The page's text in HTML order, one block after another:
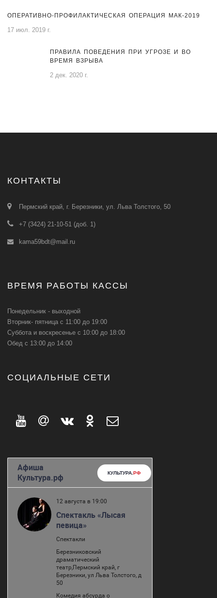
ОПЕРАТИВНО-ПРОФИЛАКТИЧЕСКАЯ ОПЕРАЦИЯ МАК-2019
17 июл. 2019 г.
ПРАВИЛА ПОВЕДЕНИЯ ПРИ УГРОЗЕ И ВО
ВРЕМЯ ВЗРЫВА
2 дек. 2020 г.
КОНТАКТЫ
Пермский край, г. Березники, ул. Льва Толстого, 50
+7 (3424) 21-10-51 (доб. 1)
kama59bdt@mail.ru
ВРЕМЯ РАБОТЫ КАССЫ
Понедельник - выходной
Вторник- пятница с 11:00 до 19:00
Суббота и воскресенье с 10:00 до 18:00
Обед с 13:00 до 14:00
СОЦИАЛЬНЫЕ СЕТИ